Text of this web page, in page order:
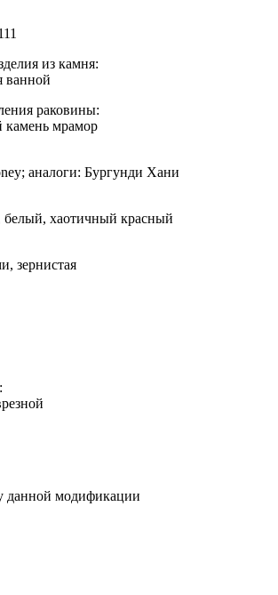
из камня:
ванной
раковины:
камень мрамор
аналоги: Бургунди Хани
белый, хаотичный красный
зернистая
данной модификации